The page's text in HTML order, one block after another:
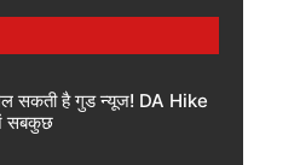
सकती है गुड न्यूज! DA Hike
सबकुछ